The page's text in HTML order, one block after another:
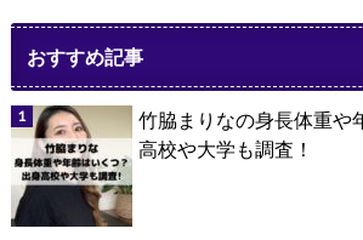
おすすめ記事
竹脇まりなの身長体重や
高校や大学も調査！